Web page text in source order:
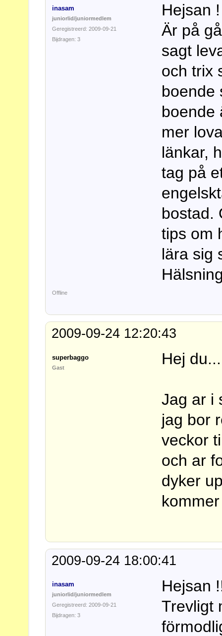
inasam
juniorlid/juniormedlem
Geregistreerd: 2009-09-21
Bijdragen: 3
Hejsan !
Är på
sagt
och trix
boende
boende
mer
länkar,
tag på
bostad.
tips om
lära sig
Offline
2009-09-24 12:20:43
superbaggo
Gast Hej du...
Jag ar i
jag bor
veckor
och ar
dyker
2009-09-24 18:00:41
inasam
juniorlid/juniormedlem
Geregistreerd: 2009-09-21
Bijdragen: 3
Hejsan
Trevligt